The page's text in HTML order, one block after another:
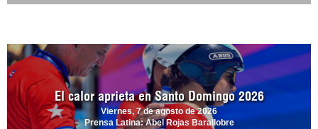
El calor aprieta en Santo Domingo 2026
Viernes, 7 de agosto de 2026
Prensa Latina: Abel Rojas Barallobre